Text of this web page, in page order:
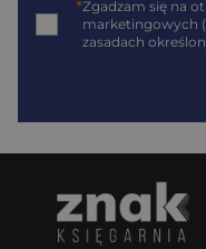
*Zgadzam się na
marketingowych
zasadach